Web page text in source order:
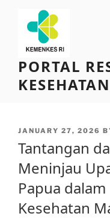
content
PORTAL
POSTED
JANUARY 27, 2026
Tantangan
Meninjau
Papua
Kesehatan